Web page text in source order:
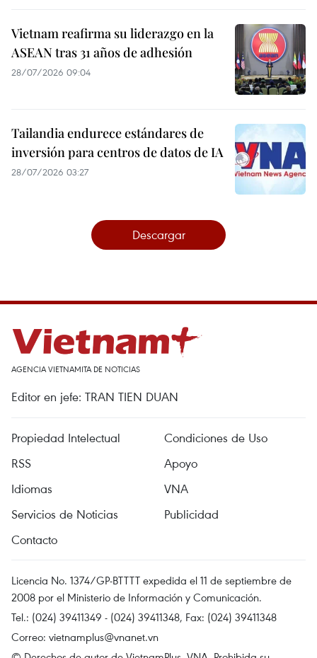
Vietnam reafirma su liderazgo en la
ASEAN tras 31 años de adhesión
28/07/2026 09:04
Tailandia endurece estándares de
inversión para centros de datos de IA
28/07/2026 03:27
Descargar
AGENCIA VIETNAMITA DE NOTICIAS
Editor en jefe: TRAN TIEN DUAN
Propiedad Intelectual
Condiciones de Uso
RSS
Apoyo
Idiomas
VNA
Servicios de Noticias
Publicidad
Contacto
Licencia No. 1374/GP-BTTTT expedida el 11 de septiembre de
2008 por el Ministerio de Información y Comunicación.
Tel.: (024) 39411349 - (024) 39411348, Fax: (024) 39411348
Correo: vietnamplus@vnanet.vn